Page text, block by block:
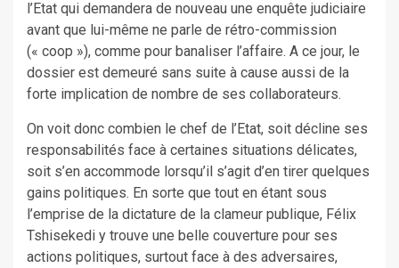
l’Etat qui demandera de nouveau une enquête judiciaire
avant que lui-même ne parle de rétro-commission
(« coop »), comme pour banaliser l’affaire. A ce jour, le
dossier est demeuré sans suite à cause aussi de la
forte implication de nombre de ses collaborateurs.
On voit donc combien le chef de l’Etat, soit décline ses
responsabilités face à certaines situations délicates,
soit s’en accommode lorsqu’il s’agit d’en tirer quelques
gains politiques. En sorte que tout en étant sous
l’emprise de la dictature de la clameur publique, Félix
Tshisekedi y trouve une belle couverture pour ses
actions politiques, surtout face à des adversaires,